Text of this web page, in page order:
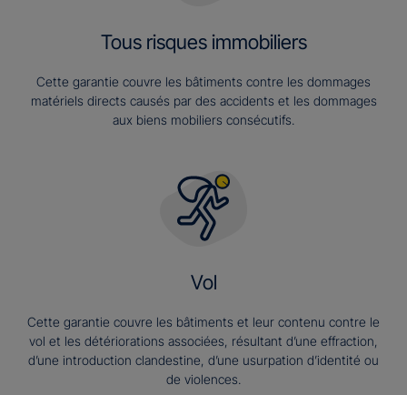
Tous risques immobiliers
Cette garantie couvre les bâtiments contre les dommages
matériels directs causés par des accidents et les dommages
aux biens mobiliers consécutifs.
Vol
Cette garantie couvre les bâtiments et leur contenu contre le
vol et les détériorations associées, résultant d’une effraction,
d’une introduction clandestine, d’une usurpation d’identité ou
de violences.